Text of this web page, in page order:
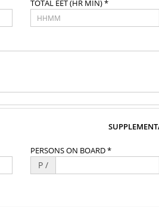
TOTAL EET (HR MIN) *
PERSONS ON BOARD *
P /